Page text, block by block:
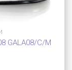
GALA08/C/M